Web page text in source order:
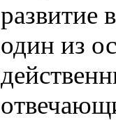
развитие
один из